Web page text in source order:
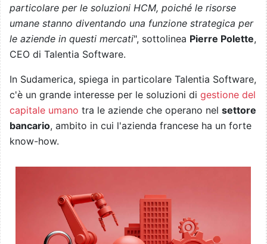
particolare per le soluzioni HCM, poiché le risorse
umane stanno diventando una funzione strategica per
le aziende in questi mercati", sottolinea Pierre Polette,
CEO di Talentia Software.
In Sudamerica, spiega in particolare Talentia Software,
c'è un grande interesse per le soluzioni di gestione del
capitale umano tra le aziende che operano nel settore
bancario, ambito in cui l'azienda francese ha un forte
know-how.